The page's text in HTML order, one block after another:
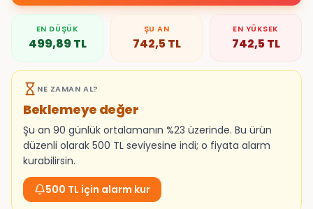
EN DÜŞÜK
499,89TL
ŞU AN
742,5TL
EN YÜKSEK
742,5TL
NE ZAMAN AL?
Beklemeye değer
Şu an 90 günlük ortalamanın %23 üzerinde. Bu ürün
düzenli olarak 500 TL seviyesine indi; o fiyata alarm
kurabilirsin.
500 TL için alarm kur